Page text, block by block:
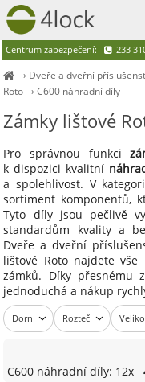
› Dveře a dveřní
Roto ›C600 náhradní díly
Zámky lištové
Pro správnou funkci
k dispozici kvalitní
a spolehlivost. V
sortiment komponentů,
Tyto díly jsou pečlivě
standardům kvality a
Dveře a dveřní
lištové Roto najdete
zámků. Díky přesnému
jednoduchá a nákup
Dorn Rozteč
C600 náhradní díly: 12x
Centrum zabezpečení: 233